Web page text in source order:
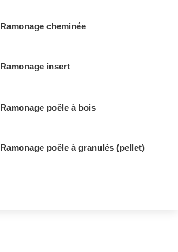
Ramonage cheminée
Ramonage insert
Ramonage poêle à bois
Ramonage poêle à granulés (pellet)